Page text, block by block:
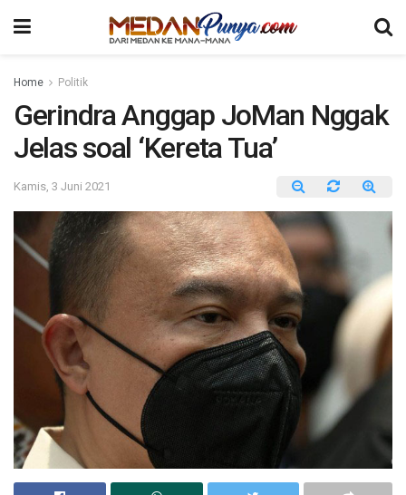
Home Politik
Gerindra Anggap JoMan Nggak
Jelas soal ‘Kereta Tua’
Kamis, 3 Juni 2021